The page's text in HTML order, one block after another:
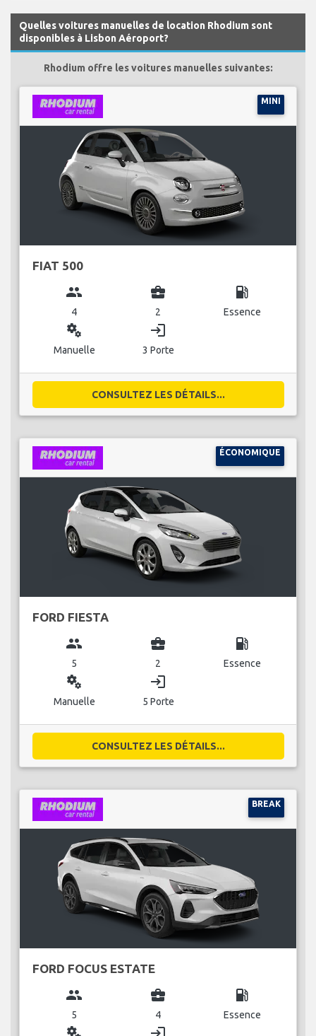
Quelles voitures manuelles de location Rhodium sont
disponibles à Lisbon Aéroport?
Rhodium offre les voitures manuelles suivantes:
MINI
FIAT 500
group
4
business_center
2
local_gas_station
Essence
miscellaneous_services
Manuelle
login
3 Porte
CONSULTEZ LES DÉTAILS...
ÉCONOMIQUE
FORD FIESTA
group
5
business_center
2
local_gas_station
Essence
miscellaneous_services
Manuelle
login
5 Porte
CONSULTEZ LES DÉTAILS...
BREAK
FORD FOCUS ESTATE
group
5
business_center
4
local_gas_station
Essence